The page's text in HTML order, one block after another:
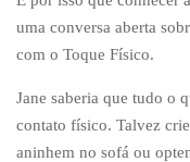
uma conversa aberta
com o Toque Físico.
Jane saberia que tudo o
contato físico. Talvez
aninhem no sofá ou